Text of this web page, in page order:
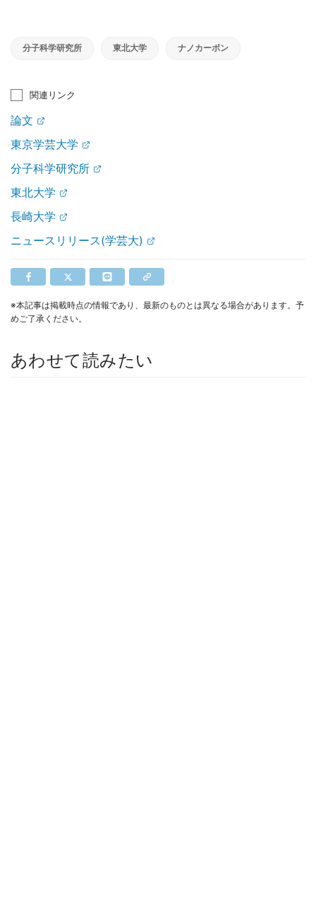
分子科学研究所 東北大学 ナノカーボン
関連リンク
論文
東京学芸大学
分子科学研究所
東北大学
長崎大学
ニュースリリース(学芸大)
※本記事は掲載時点の情報であり、最新のものとは異なる場合があります。予
めご了承ください。
あわせて読みたい